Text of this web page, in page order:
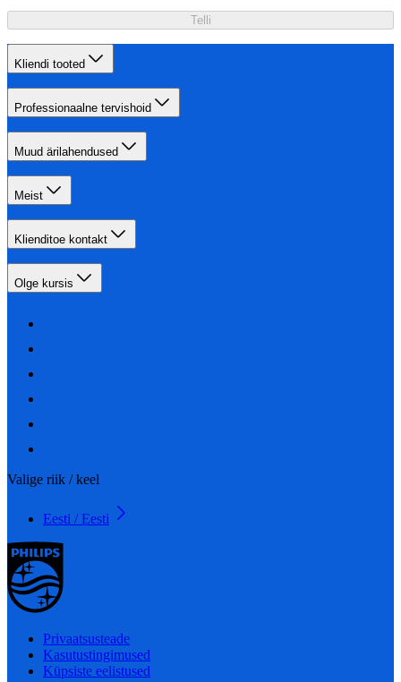
Telli
Kliendi tooted
Professionaalne tervishoid
Muud ärilahendused
Meist
Klienditoe kontakt
Olge kursis
Valige riik / keel
Eesti / Eesti
Privaatsusteade
Kasutustingimused
Küpsiste eelistused